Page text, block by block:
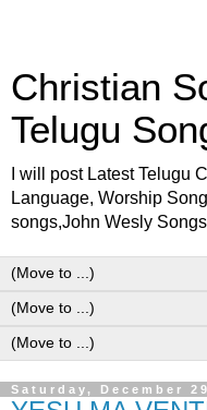
Christian
Telugu
I will post Latest Telugu
Language, Worship
songs,John Wesly
Saturday, December